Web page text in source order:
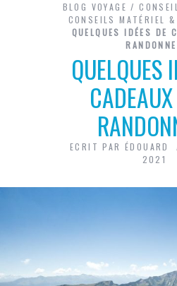
BLOG VOYAGE /
CONSEILS MATÉRIEL &
QUELQUES IDÉES DE
QUELQUES
ECRIT PAR ÉDOUARD
2021